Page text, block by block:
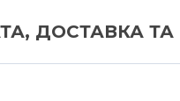
ДОСТАВКА